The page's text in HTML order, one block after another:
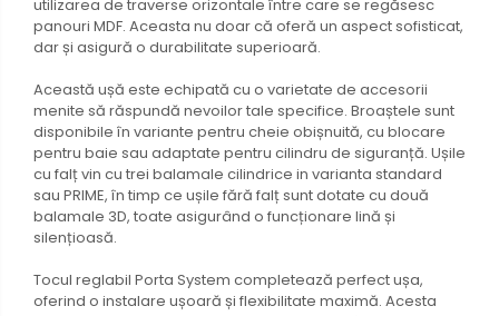
utilizarea de traverse orizontale între care se regăsesc
panouri MDF. Aceasta nu doar că oferă un aspect sofisticat,
dar și asigură o durabilitate superioară.
Această ușă este echipată cu o varietate de accesorii
menite să răspundă nevoilor tale specifice. Broaștele sunt
disponibile în variante pentru cheie obișnuită, cu blocare
pentru baie sau adaptate pentru cilindru de siguranță. Ușile
cu falț vin cu trei balamale cilindrice in varianta standard
sau PRIME, în timp ce ușile fără falț sunt dotate cu două
balamale 3D, toate asigurând o funcționare lină și
silențioasă.
Tocul reglabil Porta System completează perfect ușa,
oferind o instalare ușoară și flexibilitate maximă. Acesta